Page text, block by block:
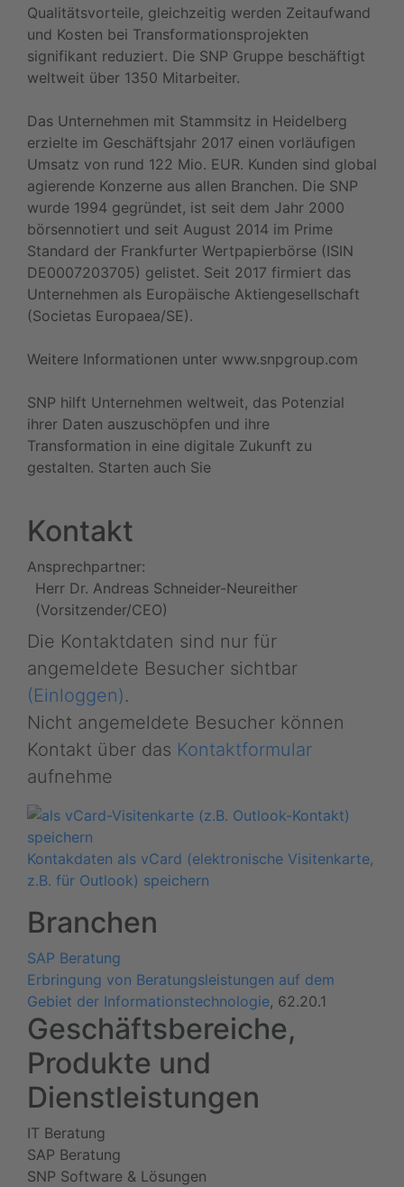
Qualitätsvorteile, gleichzeitig werden Zeitaufwand
und Kosten bei Transformationsprojekten
signifikant reduziert. Die SNP Gruppe beschäftigt
weltweit über 1350 Mitarbeiter.
Das Unternehmen mit Stammsitz in Heidelberg
erzielte im Geschäftsjahr 2017 einen vorläufigen
Umsatz von rund 122 Mio. EUR. Kunden sind global
agierende Konzerne aus allen Branchen. Die SNP
wurde 1994 gegründet, ist seit dem Jahr 2000
börsennotiert und seit August 2014 im Prime
Standard der Frankfurter Wertpapierbörse (ISIN
DE0007203705) gelistet. Seit 2017 firmiert das
Unternehmen als Europäische Aktiengesellschaft
(Societas Europaea/SE).
Weitere Informationen unter www.snpgroup.com
SNP hilft Unternehmen weltweit, das Potenzial
ihrer Daten auszuschöpfen und ihre
Transformation in eine digitale Zukunft zu
gestalten. Starten auch Sie
Kontakt
Ansprechpartner:
Herr Dr. Andreas Schneider-Neureither
(Vorsitzender/CEO)
Die Kontaktdaten sind nur für
angemeldete Besucher sichtbar
(Einloggen).
Nicht angemeldete Besucher können
Kontakt über das Kontaktformular
aufnehme
Kontakdaten als vCard (elektronische Visitenkarte,
z.B. für Outlook) speichern
Branchen
SAP Beratung
Erbringung von Beratungsleistungen auf dem
Gebiet der Informationstechnologie, 62.20.1
Geschäftsbereiche,
Produkte und
Dienstleistungen
IT Beratung
SAP Beratung
SNP Software & Lösungen